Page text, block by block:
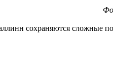
сохраняются сложные